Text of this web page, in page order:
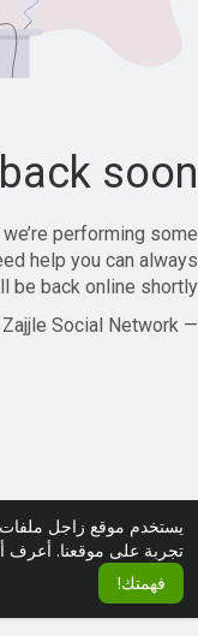
يستخدم موقع زاجل
تجربة على موقعنا. أعرف
فهمتك!
soon!
performing some
help you can always
be back online shortly!
— Zajjle Social Network